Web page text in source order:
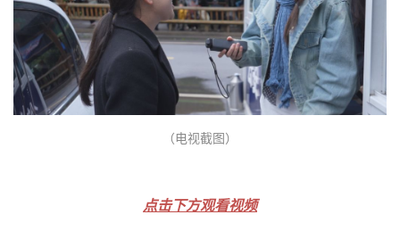
（电视截图）
点击下方观看视频